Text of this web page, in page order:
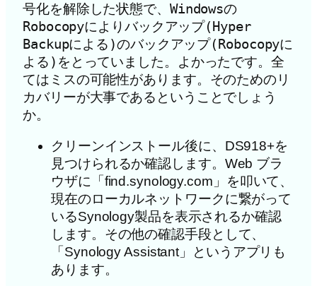
号化を解除した状態で、Windowsの
Robocopyによりバックアップ(Hyper
Backupによる)のバックアップ(Robocopyに
よる)をとっていました。よかったです。全
てはミスの可能性があります。そのためのリ
カバリーが大事であるということでしょう
か。
クリーンインストール後に、DS918+を
見つけられるか確認します。Web ブラ
ウザに「find.synology.com」を叩いて、
現在のローカルネットワークに繋がって
いるSynology製品を表示されるか確認
します。その他の確認手段として、
「Synology Assistant」というアプリも
あります。